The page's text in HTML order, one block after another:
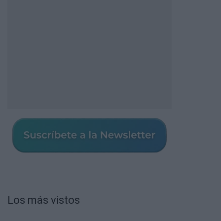
Los más vistos